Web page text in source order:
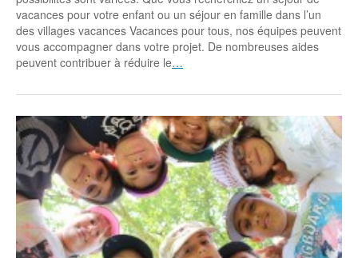
Malle pédagogique « Parcours d’exils
d’hier et d’aujourd’hui »
Espace bénévoles
Story play’r
La ligue 95 et Recyclivre
Lutte contre l’illettrisme
Education aux médias
Les veilleurs de l’info
Education verte
Formation Eco-délégué.es
… Formations BAFD
Pour s’inscrire
Actualités loisirs
vacances pour votre enfant ou un séjour en famille dans l’un
des villages vacances Vacances pour tous, nos équipes peuvent
vous accompagner dans votre projet. De nombreuses aides
peuvent contribuer à réduire le…